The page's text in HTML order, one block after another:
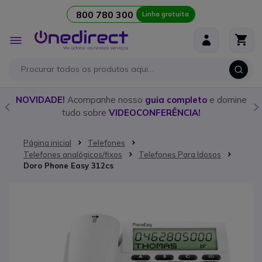
800 780 300 Linha gratuita
Alternar
Nav
NOVIDADE! Acompanhe nosso guia completoe domine
tudo sobre VIDEOCONFERÊNCIA!
Página inicial
Telefones
Telefones analógicos/fixos
Telefones Para Idosos
Doro Phone Easy 312cs